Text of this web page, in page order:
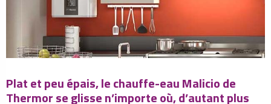
Plat et peu épais, le chauffe-eau Malicio de
Thermor se glisse n’importe où, d’autant plus